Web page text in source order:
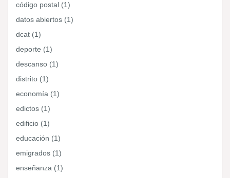
código postal (1)
datos abiertos (1)
dcat (1)
deporte (1)
descanso (1)
distrito (1)
economía (1)
edictos (1)
edificio (1)
educación (1)
emigrados (1)
enseñanza (1)